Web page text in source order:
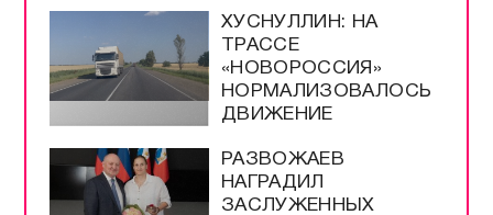
ХУСНУЛЛИН: НА
ТРАССЕ
«НОВОРОССИЯ»
НОРМАЛИЗОВАЛОСЬ
ДВИЖЕНИЕ
РАЗВОЖАЕВ
НАГРАДИЛ
ЗАСЛУЖЕННЫХ